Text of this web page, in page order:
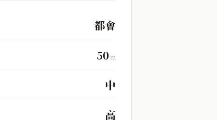
都會
50m
中
高